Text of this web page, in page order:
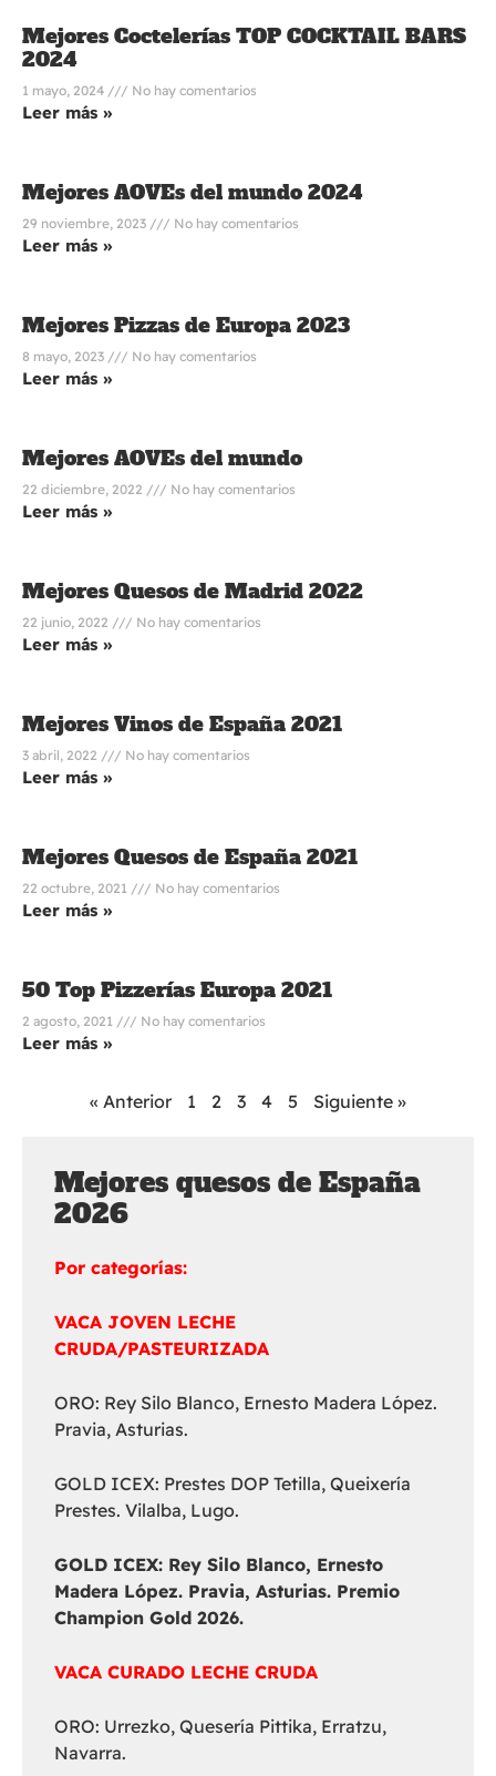
Mejores Coctelerías TOP COCKTAIL BARS
2024
1 mayo, 2024 No hay comentarios
Leer más »
Mejores AOVEs del mundo 2024
29 noviembre, 2023 No hay comentarios
Leer más »
Mejores Pizzas de Europa 2023
8 mayo, 2023 No hay comentarios
Leer más »
Mejores AOVEs del mundo
22 diciembre, 2022 No hay comentarios
Leer más »
Mejores Quesos de Madrid 2022
22 junio, 2022 No hay comentarios
Leer más »
Mejores Vinos de España 2021
3 abril, 2022 No hay comentarios
Leer más »
Mejores Quesos de España 2021
22 octubre, 2021 No hay comentarios
Leer más »
50 Top Pizzerías Europa 2021
2 agosto, 2021 No hay comentarios
Leer más »
« Anterior 1 2 3 4 5 Siguiente »
Mejores quesos de España
2026
Por categorías:
VACA JOVEN LECHE
CRUDA/PASTEURIZADA
ORO: Rey Silo Blanco, Ernesto Madera López.
Pravia, Asturias.
GOLD ICEX: Prestes DOP Tetilla, Queixería
Prestes. Vilalba, Lugo.
GOLD ICEX: Rey Silo Blanco, Ernesto
Madera López. Pravia, Asturias. Premio
Champion Gold 2026.
VACA CURADO LECHE CRUDA
ORO: Urrezko, Quesería Pittika, Erratzu,
Navarra.